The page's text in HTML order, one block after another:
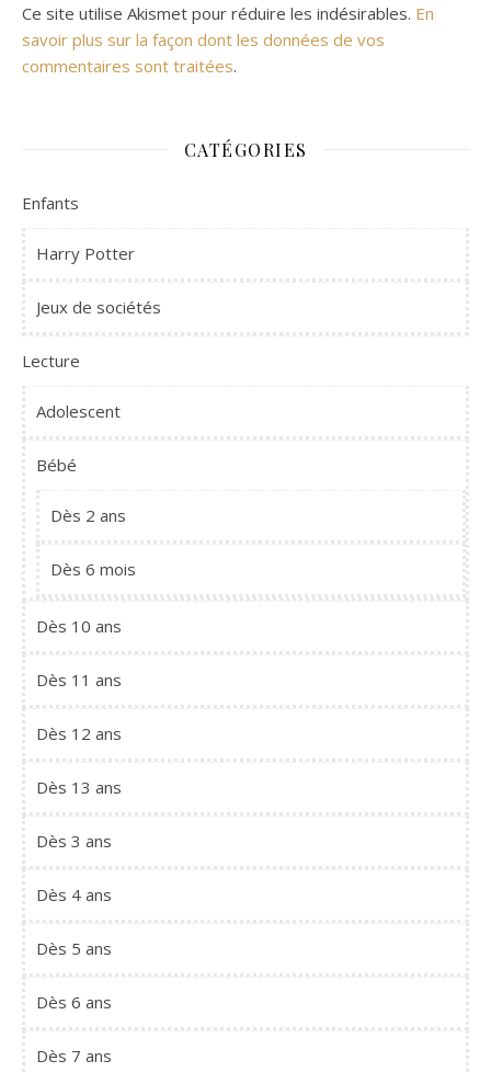
Ce site utilise Akismet pour réduire les indésirables. En
savoir plus sur la façon dont les données de vos
commentaires sont traitées.
CATÉGORIES
Enfants
Harry Potter
Jeux de sociétés
Lecture
Adolescent
Bébé
Dès 2 ans
Dès 6 mois
Dès 10 ans
Dès 11 ans
Dès 12 ans
Dès 13 ans
Dès 3 ans
Dès 4 ans
Dès 5 ans
Dès 6 ans
Dès 7 ans